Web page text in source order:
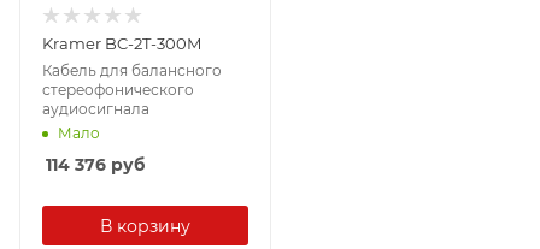
Kramer BC-2T-300M
Кабель для балансного
стереофонического
аудиосигнала
Мало
114 376 руб
В корзину